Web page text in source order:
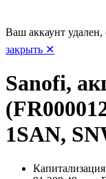
Ваш аккаунт
закрыть ✕
Sanofi,
1SAN,
Капитализация